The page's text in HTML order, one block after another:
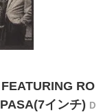
RO
インチ) D